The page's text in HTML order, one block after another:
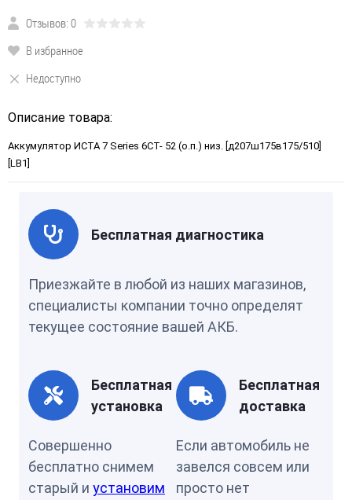
Отзывов: 0
В избранное
Недоступно
Описание товара:
Аккумулятор ИСТА 7 Series 6СТ- 52 (о.п.) низ. [д207ш175в175/510]
[LB1]
Бесплатная диагностика
Приезжайте в любой из наших магазинов,
специалисты компании точно определят
текущее состояние вашей АКБ.
Бесплатная
установка
Совершенно
бесплатно снимем
старый и установим
Бесплатная
доставка
Если автомобиль не
завелся совсем или
просто нет